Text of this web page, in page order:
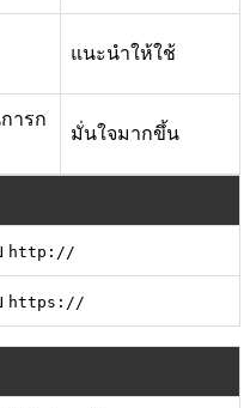
แนะนำให้ใช้
ารก
มั่นใจมากขึ้น
http://
https://